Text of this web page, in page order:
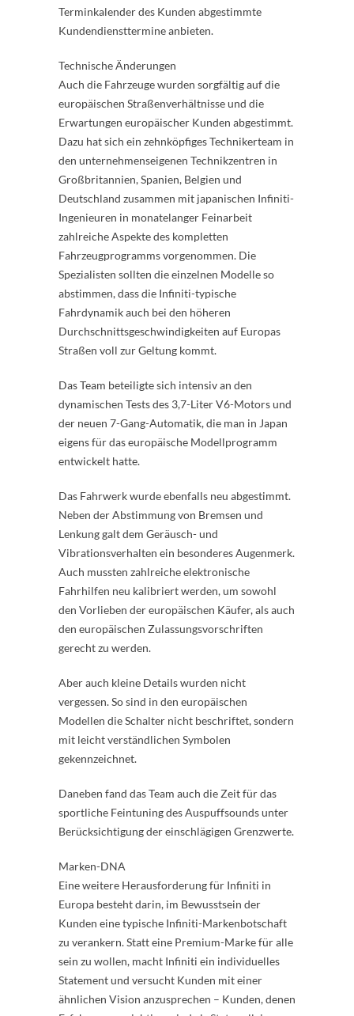
Terminkalender des Kunden abgestimmte
Kundendiensttermine anbieten.
Technische Änderungen
Auch die Fahrzeuge wurden sorgfältig auf die
europäischen Straßenverhältnisse und die
Erwartungen europäischer Kunden abgestimmt.
Dazu hat sich ein zehnköpfiges Technikerteam in
den unternehmenseigenen Technikzentren in
Großbritannien, Spanien, Belgien und
Deutschland zusammen mit japanischen Infiniti-
Ingenieuren in monatelanger Feinarbeit
zahlreiche Aspekte des kompletten
Fahrzeugprogramms vorgenommen. Die
Spezialisten sollten die einzelnen Modelle so
abstimmen, dass die Infiniti-typische
Fahrdynamik auch bei den höheren
Durchschnittsgeschwindigkeiten auf Europas
Straßen voll zur Geltung kommt.
Das Team beteiligte sich intensiv an den
dynamischen Tests des 3,7-Liter V6-Motors und
der neuen 7-Gang-Automatik, die man in Japan
eigens für das europäische Modellprogramm
entwickelt hatte.
Das Fahrwerk wurde ebenfalls neu abgestimmt.
Neben der Abstimmung von Bremsen und
Lenkung galt dem Geräusch- und
Vibrationsverhalten ein besonderes Augenmerk.
Auch mussten zahlreiche elektronische
Fahrhilfen neu kalibriert werden, um sowohl
den Vorlieben der europäischen Käufer, als auch
den europäischen Zulassungsvorschriften
gerecht zu werden.
Aber auch kleine Details wurden nicht
vergessen. So sind in den europäischen
Modellen die Schalter nicht beschriftet, sondern
mit leicht verständlichen Symbolen
gekennzeichnet.
Daneben fand das Team auch die Zeit für das
sportliche Feintuning des Auspuffsounds unter
Berücksichtigung der einschlägigen Grenzwerte.
Marken-DNA
Eine weitere Herausforderung für Infiniti in
Europa besteht darin, im Bewusstsein der
Kunden eine typische Infiniti-Markenbotschaft
zu verankern. Statt eine Premium-Marke für alle
sein zu wollen, macht Infiniti ein individuelles
Statement und versucht Kunden mit einer
ähnlichen Vision anzusprechen – Kunden, denen